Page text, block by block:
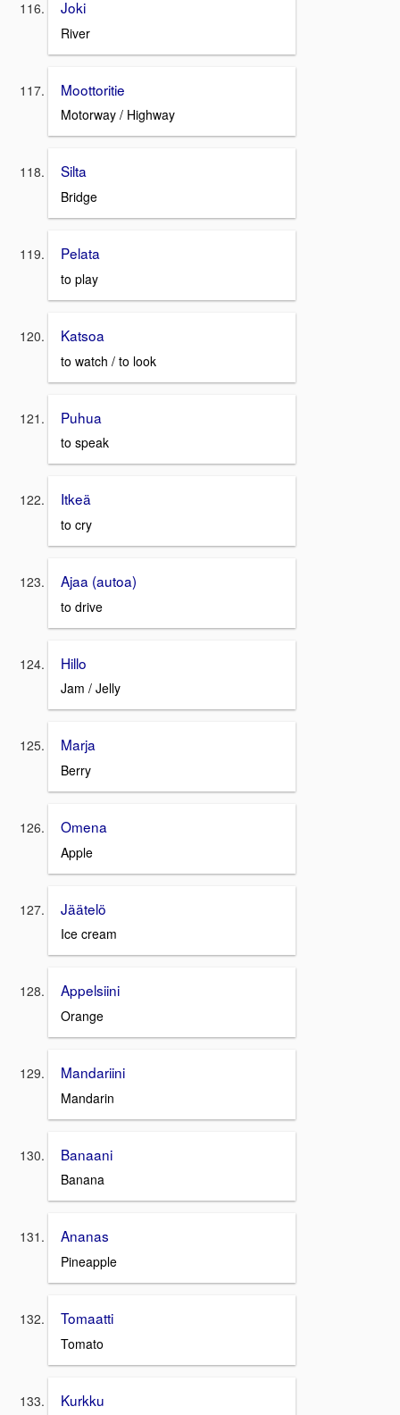
Joki
River
Moottoritie
Motorway / Highway
Silta
Bridge
Pelata
to play
Katsoa
to watch / to look
Puhua
to speak
Itkeä
to cry
Ajaa (autoa)
to drive
Hillo
Jam / Jelly
Marja
Berry
Omena
Apple
Jäätelö
Ice cream
Appelsiini
Orange
Mandariini
Mandarin
Banaani
Banana
Ananas
Pineapple
Tomaatti
Tomato
Kurkku